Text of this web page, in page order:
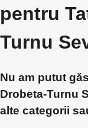
pentru
Turnu
Nu am putut
Drobeta-Turnu
alte categorii